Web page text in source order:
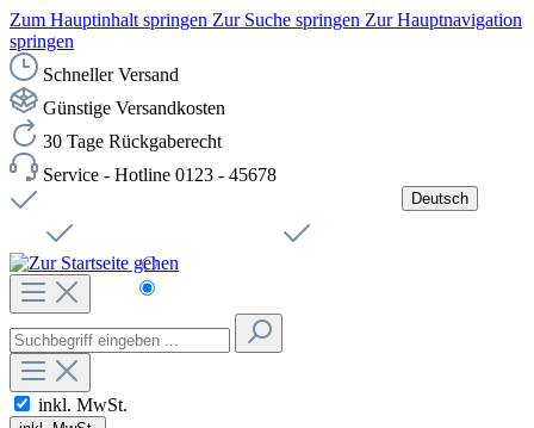
Zum Hauptinhalt springen Zur Suche springen Zur Hauptnavigation
springen
Schneller Versand
Günstige Versandkosten
30 Tage Rückgaberecht
Service - Hotline 0123 - 45678
Deutsch
Čeština
inkl. MwSt.